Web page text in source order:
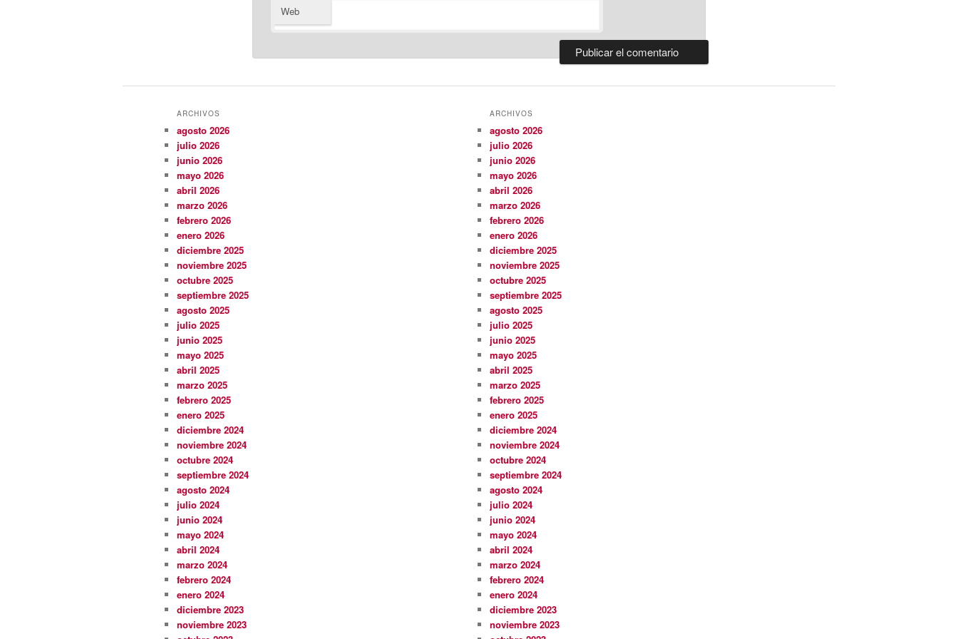
Web
ARCHIVOS
agosto 2026
julio 2026
junio 2026
mayo 2026
abril 2026
marzo 2026
febrero 2026
enero 2026
diciembre 2025
noviembre 2025
octubre 2025
septiembre 2025
agosto 2025
julio 2025
junio 2025
mayo 2025
abril 2025
marzo 2025
febrero 2025
enero 2025
diciembre 2024
noviembre 2024
octubre 2024
septiembre 2024
agosto 2024
julio 2024
junio 2024
mayo 2024
abril 2024
marzo 2024
febrero 2024
enero 2024
diciembre 2023
noviembre 2023
ARCHIVOS
agosto 2026
julio 2026
junio 2026
mayo 2026
abril 2026
marzo 2026
febrero 2026
enero 2026
diciembre 2025
noviembre 2025
octubre 2025
septiembre 2025
agosto 2025
julio 2025
junio 2025
mayo 2025
abril 2025
marzo 2025
febrero 2025
enero 2025
diciembre 2024
noviembre 2024
octubre 2024
septiembre 2024
agosto 2024
julio 2024
junio 2024
mayo 2024
abril 2024
marzo 2024
febrero 2024
enero 2024
diciembre 2023
noviembre 2023